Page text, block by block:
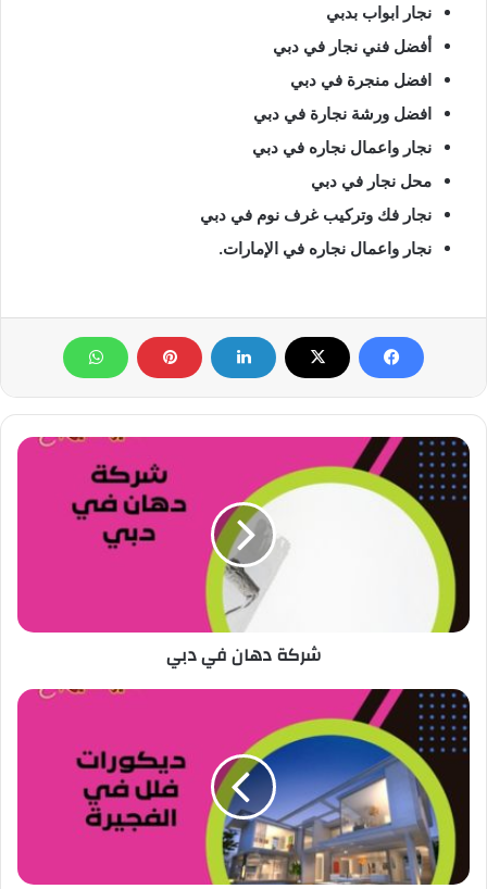
نجار ابواب بدبي
أفضل فني نجار في دبي
افضل منجرة في دبي
افضل ورشة نجارة في دبي
نجار واعمال نجاره في دبي
محل نجار في دبي
نجار فك وتركيب غرف نوم في دبي
نجار واعمال نجاره في الإمارات.
شركة دهان في دبي